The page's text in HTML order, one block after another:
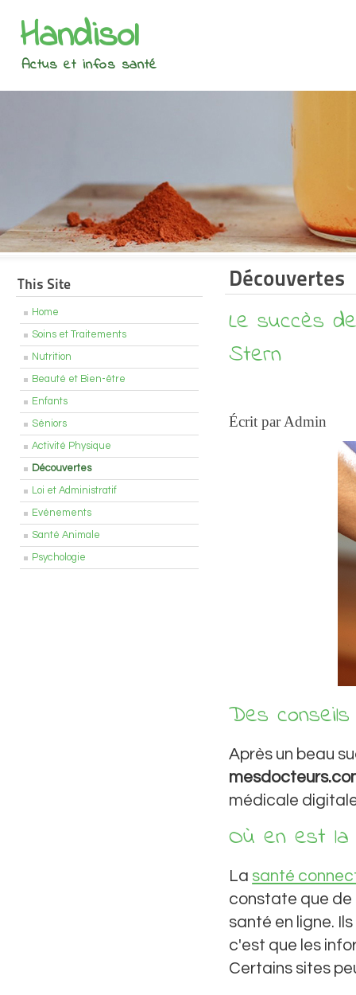
Handisol
Actus et infos santé
This Site
Home
Soins et Traitements
Nutrition
Beauté et Bien-être
Enfants
Séniors
Activité Physique
Découvertes
Loi et Administratif
Evénements
Santé Animale
Psychologie
Découvertes
Le succès
Stern
Écrit par Admin
Des
Après un beau
médicale
Où en est
La santé
constate que de
santé en ligne.
c'est que les
Certains sites